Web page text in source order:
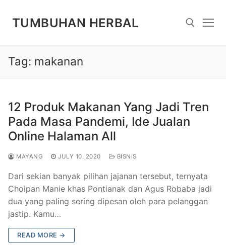
content
TUMBUHAN HERBAL
Tag: makanan
12 Produk Makanan Yang Jadi Tren
Pada Masa Pandemi, Ide Jualan
Online Halaman All
MAYANG JULY 10, 2020 BISNIS
Dari sekian banyak pilihan jajanan tersebut, ternyata
Choipan Manie khas Pontianak dan Agus Robaba jadi
dua yang paling sering dipesan oleh para pelanggan
jastip. Kamu…
READ MORE →